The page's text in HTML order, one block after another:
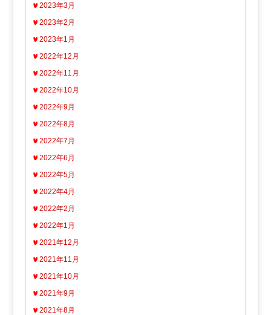
2023年3月
2023年2月
2023年1月
2022年12月
2022年11月
2022年10月
2022年9月
2022年8月
2022年7月
2022年6月
2022年5月
2022年4月
2022年2月
2022年1月
2021年12月
2021年11月
2021年10月
2021年9月
2021年8月